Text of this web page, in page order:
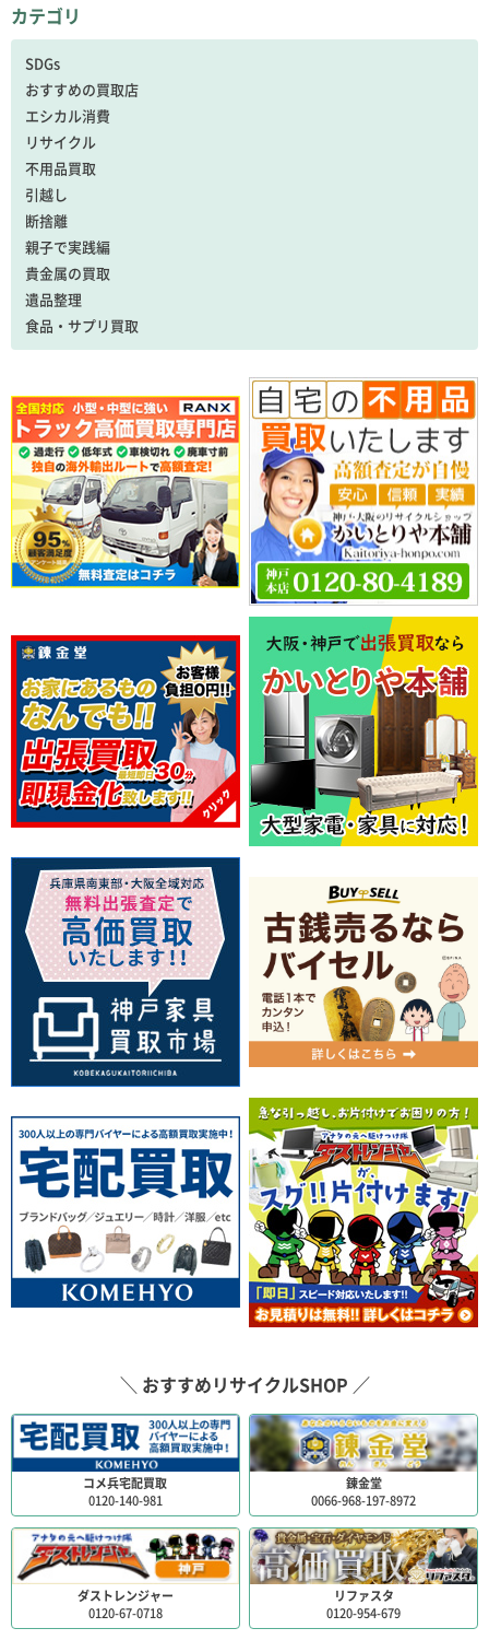
カテゴリ
SDGs
おすすめの買取店
エシカル消費
リサイクル
不用品買取
引越し
断捨離
親子で実践編
貴金属の買取
遺品整理
食品・サプリ買取
＼ おすすめリサイクルSHOP ／
コメ兵宅配買取
0120-140-981
錬金堂
0066-968-197-8972
ダストレンジャー
0120-67-0718
リファスタ
0120-954-679